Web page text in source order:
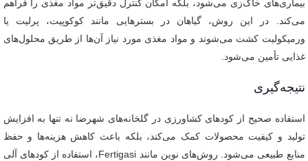
بیماری‌های خاک‌زی می‌شود، بلکه امکان کنترل دقیق‌تر مواد مغذی را فراهم
می‌کند. در این روش، گیاهان در بسترهایی مانند کوکوپیت، پرلیت یا
ورمیکولیت کشت می‌شوند و مواد مغذی مورد نیاز آن‌ها از طریق محلول‌های
غذایی تأمین می‌شود.
نتیجه‌گیری
استفاده صحیح از کودهای کشاورزی در گلخانه‌های شهرضا نه تنها به افزایش
تولید و کیفیت محصولات کمک می‌کند، بلکه باعث کاهش هزینه‌ها و حفظ
منابع طبیعی می‌شود. روش‌های نوین مانند Fertigasi، استفاده از کودهای آلی